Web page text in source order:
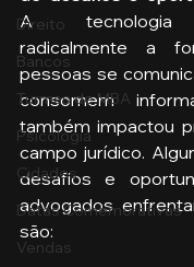
Direito
Bancos
Turmas de MBA
Psicologia
Cidades
Datas Comemorativas
Vendas
A tecnologia
radicalmente a
pessoas se
consomem
também impactou
campo jurídico.
desafios e
advogados
são: